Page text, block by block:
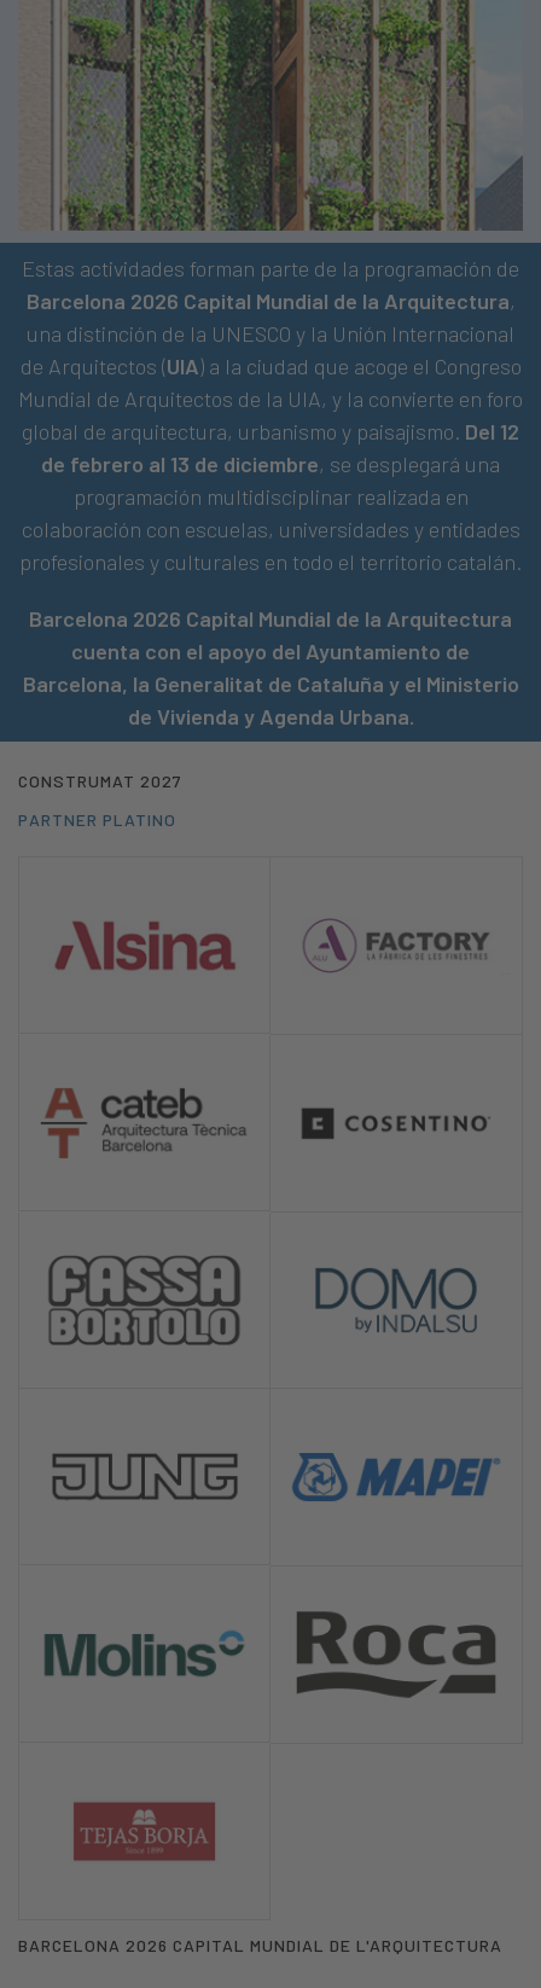
Estas actividades forman parte de la programación de
Barcelona 2026 Capital Mundial de la Arquitectura,
una distinción de la UNESCO y la Unión Internacional
de Arquitectos (UIA) a la ciudad que acoge el Congreso
Mundial de Arquitectos de la UIA, y la convierte en foro
global de arquitectura, urbanismo y paisajismo. Del 12
de febrero al 13 de diciembre, se desplegará una
programación multidisciplinar realizada en
colaboración con escuelas, universidades y entidades
profesionales y culturales en todo el territorio catalán.
Barcelona 2026 Capital Mundial de la Arquitectura
cuenta con el apoyo del Ayuntamiento de
Barcelona, la Generalitat de Cataluña y el Ministerio
de Vivienda y Agenda Urbana.
CONSTRUMAT 2027​
PARTNER PLATINO
BARCELONA 2026 CAPITAL MUNDIAL DE L'ARQUITECTURA